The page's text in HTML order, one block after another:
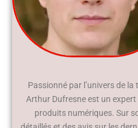
Passionné par l’univers de
Arthur Dufresne est un
produits numériques. Sur